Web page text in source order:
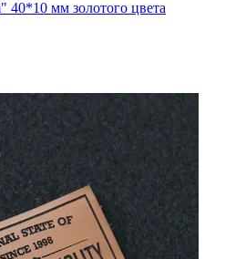
40*10 мм золотого цвета